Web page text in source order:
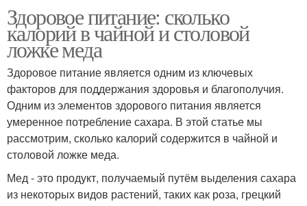
Здоровое питание: сколько
калорий в чайной и столовой
ложке меда
Здоровое питание является одним из ключевых
факторов для поддержания здоровья и благополучия.
Одним из элементов здорового питания является
умеренное потребление сахара. В этой статье мы
рассмотрим, сколько калорий содержится в чайной и
столовой ложке меда.
Мед - это продукт, получаемый путём выделения сахара
из некоторых видов растений, таких как роза, грецкий